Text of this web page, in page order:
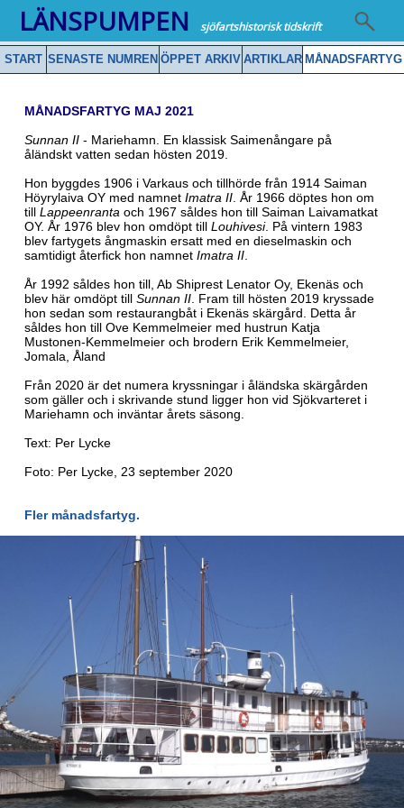
LÄNSPUMPEN sjöfartshistorisk tidskrift
START SENASTE NUMREN ÖPPET ARKIV ARTIKLAR MÅNADSFARTYG
MÅNADSFARTYG MAJ 2021
Sunnan II- Mariehamn. En klassisk Saimenångare på
åländskt vatten sedan hösten 2019.
Hon byggdes 1906 i Varkaus och tillhörde från 1914 Saiman
Höyrylaiva OY med namnet Imatra II. År 1966 döptes hon om
till Lappeenranta och 1967 såldes hon till Saiman Laivamatkat
OY. År 1976 blev hon omdöpt till Louhivesi. På vintern 1983
blev fartygets ångmaskin ersatt med en dieselmaskin och
samtidigt återfick hon namnet Imatra II.
År 1992 såldes hon till, Ab Shiprest Lenator Oy, Ekenäs och
blev här omdöpt till Sunnan II. Fram till hösten 2019 kryssade
hon sedan som restaurangbåt i Ekenäs skärgård. Detta år
såldes hon till Ove Kemmelmeier med hustrun Katja
Mustonen-Kemmelmeier och brodern Erik Kemmelmeier,
Jomala, Åland
Från 2020 är det numera kryssningar i åländska skärgården
som gäller och i skrivande stund ligger hon vid Sjökvarteret i
Mariehamn och inväntar årets säsong.
Text: Per Lycke
Foto: Per Lycke, 23 september 2020
Fler månadsfartyg.